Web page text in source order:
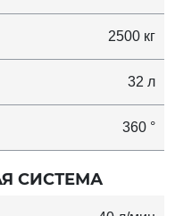
2500 кг
32 л
360 °
СИСТЕМА